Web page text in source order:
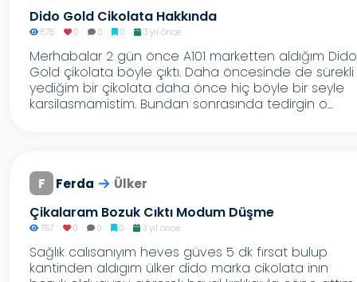
Dido Gold Cikolata Hakkında
875 0 0 0 3 yıl önce
Merhabalar 2 gün önce A101 marketten aldığım Dido
Gold çikolata böyle çıktı. Daha öncesinde de sürekli
yediğim bir çikolata daha önce hiç böyle bir seyle
karsilasmamistim. Bundan sonrasında tedirgin o...
F Ferda Ülker
Çikalaram Bozuk Cıktı Modum Düşme
757 0 0 0 3 yıl önce
Sağlık calısanıyım heves güves 5 dk fırsat bulup
kantinden aldıgım ülker dido marka cikolata inın